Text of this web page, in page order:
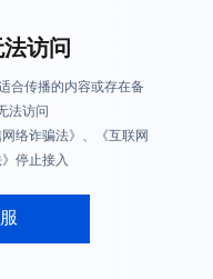
访问
合传播的内容或存在备
法访问
络诈骗法》、《互联网
停止接入